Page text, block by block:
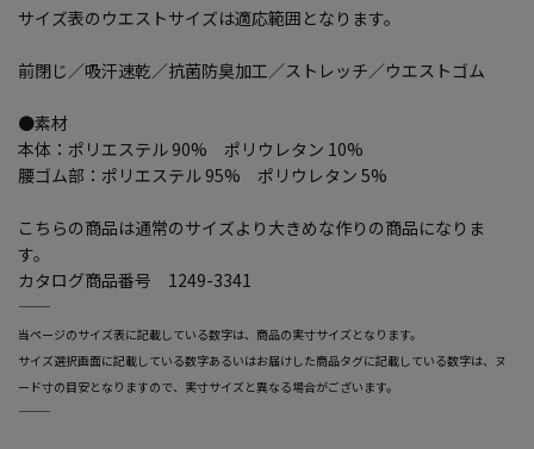
サイズ表のウエストサイズは適応範囲となります。
前閉じ／吸汗速乾／抗菌防臭加工／ストレッチ／ウエストゴム
●素材
本体：ポリエステル 90% ポリウレタン 10%
腰ゴム部：ポリエステル 95% ポリウレタン 5%
こちらの商品は通常のサイズより大きめな作りの商品になりま
す。
カタログ商品番号 1249-3341
―――――――――――――――――――――――
当ページのサイズ表に記載している数字は、商品の実寸サイズとなります。
サイズ選択画面に記載している数字あるいはお届けした商品タグに記載している数字は、ヌ
ード寸の目安となりますので、実寸サイズと異なる場合がございます。
―――――――――――――――――――――――